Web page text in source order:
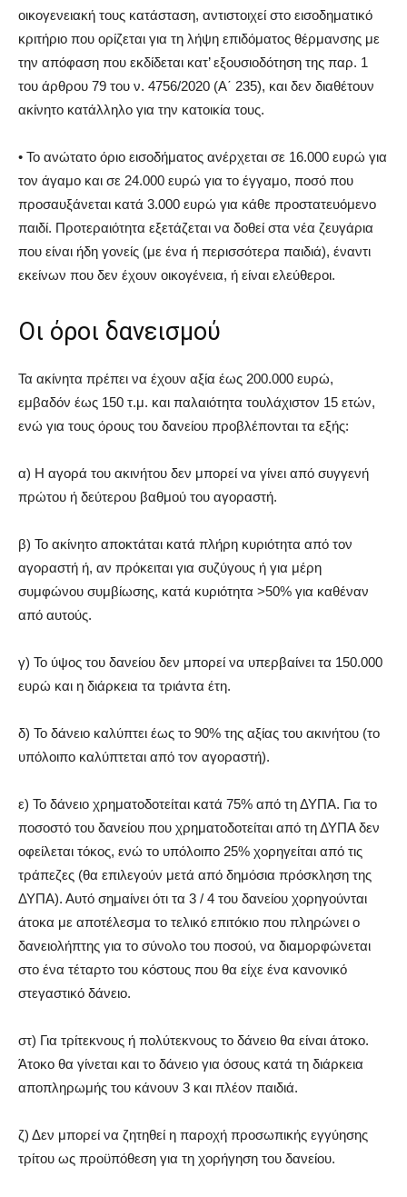
οικογενειακή τους κατάσταση, αντιστοιχεί στο εισοδηματικό
κριτήριο που ορίζεται για τη λήψη επιδόματος θέρμανσης με
την απόφαση που εκδίδεται κατ’ εξουσιοδότηση της παρ. 1
του άρθρου 79 του ν. 4756/2020 (Α΄ 235), και δεν διαθέτουν
ακίνητο κατάλληλο για την κατοικία τους.
• Το ανώτατο όριο εισοδήματος ανέρχεται σε 16.000 ευρώ για
τον άγαμο και σε 24.000 ευρώ για το έγγαμο, ποσό που
προσαυξάνεται κατά 3.000 ευρώ για κάθε προστατευόμενο
παιδί. Προτεραιότητα εξετάζεται να δοθεί στα νέα ζευγάρια
που είναι ήδη γονείς (με ένα ή περισσότερα παιδιά), έναντι
εκείνων που δεν έχουν οικογένεια, ή είναι ελεύθεροι.
Οι όροι δανεισμού
Τα ακίνητα πρέπει να έχουν αξία έως 200.000 ευρώ,
εμβαδόν έως 150 τ.μ. και παλαιότητα τουλάχιστον 15 ετών,
ενώ για τους όρους του δανείου προβλέπονται τα εξής:
α) Η αγορά του ακινήτου δεν μπορεί να γίνει από συγγενή
πρώτου ή δεύτερου βαθμού του αγοραστή.
β) Το ακίνητο αποκτάται κατά πλήρη κυριότητα από τον
αγοραστή ή, αν πρόκειται για συζύγους ή για μέρη
συμφώνου συμβίωσης, κατά κυριότητα >50% για καθέναν
από αυτούς.
γ) Το ύψος του δανείου δεν μπορεί να υπερβαίνει τα 150.000
ευρώ και η διάρκεια τα τριάντα έτη.
δ) Το δάνειο καλύπτει έως το 90% της αξίας του ακινήτου (το
υπόλοιπο καλύπτεται από τον αγοραστή).
ε) Το δάνειο χρηματοδοτείται κατά 75% από τη ΔΥΠΑ. Για το
ποσοστό του δανείου που χρηματοδοτείται από τη ΔΥΠΑ δεν
οφείλεται τόκος, ενώ το υπόλοιπο 25% χορηγείται από τις
τράπεζες (θα επιλεγούν μετά από δημόσια πρόσκληση της
ΔΥΠΑ). Αυτό σημαίνει ότι τα 3 / 4 του δανείου χορηγούνται
άτοκα με αποτέλεσμα το τελικό επιτόκιο που πληρώνει ο
δανειολήπτης για το σύνολο του ποσού, να διαμορφώνεται
στο ένα τέταρτο του κόστους που θα είχε ένα κανονικό
στεγαστικό δάνειο.
στ) Για τρίτεκνους ή πολύτεκνους το δάνειο θα είναι άτοκο.
Άτοκο θα γίνεται και το δάνειο για όσους κατά τη διάρκεια
αποπληρωμής του κάνουν 3 και πλέον παιδιά.
ζ) Δεν μπορεί να ζητηθεί η παροχή προσωπικής εγγύησης
τρίτου ως προϋπόθεση για τη χορήγηση του δανείου.